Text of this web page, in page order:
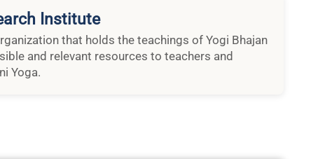
Institute
that holds the teachings of Yogi Bhajan
and relevant resources to teachers and
Yoga.